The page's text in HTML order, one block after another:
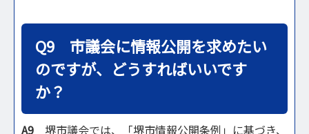
Q9 市議会に情報公開を求めたい
のですが、どうすればいいです
か？
A9 堺市議会では、「堺市情報公開条例」に基づき、